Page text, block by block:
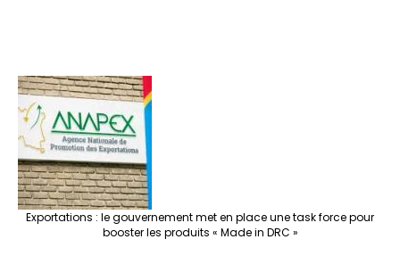
Exportations : le gouvernement met en place une task force pour
booster les produits « Made in DRC »